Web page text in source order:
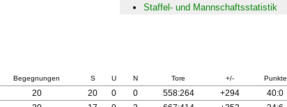
Staffel- und Mannschaftsstatistik
Begegnungen S U N Tore +/- Punkte
20 20 0 0 558:264 +294
40:0